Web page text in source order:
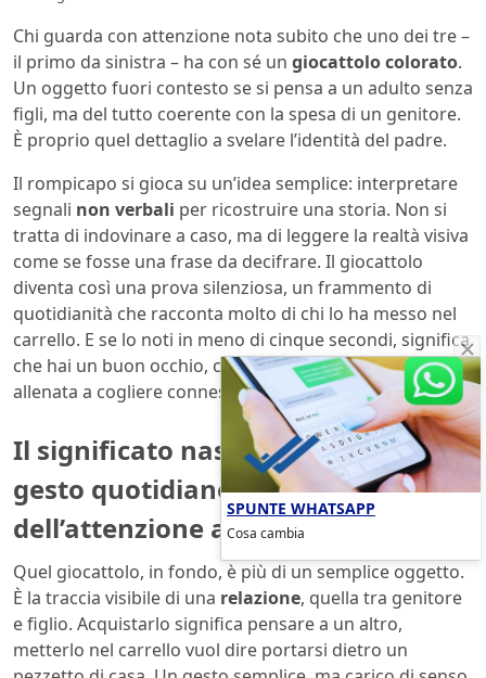
Chi guarda con attenzione nota subito che uno dei tre –
il primo da sinistra – ha con sé un giocattolo colorato.
Un oggetto fuori contesto se si pensa a un adulto senza
figli, ma del tutto coerente con la spesa di un genitore.
È proprio quel dettaglio a svelare l’identità del padre.
Il rompicapo si gioca su un’idea semplice: interpretare
segnali non verbali per ricostruire una storia. Non si
tratta di indovinare a caso, ma di leggere la realtà visiva
come se fosse una frase da decifrare. Il giocattolo
diventa così una prova silenziosa, un frammento di
quotidianità che racconta molto di chi lo ha messo nel
carrello. E se lo noti in meno di cinque secondi, significa
che hai un buon occhio, certo, ma anche una mente
allenata a cogliere connessioni.
Il significato nascosto dietro il
gesto quotidiano: il valore
dell’attenzione ai dettagli
Quel giocattolo, in fondo, è più di un semplice oggetto.
È la traccia visibile di una relazione, quella tra genitore
e figlio. Acquistarlo significa pensare a un altro,
metterlo nel carrello vuol dire portarsi dietro un
SPUNTE WHATSAPP
Cosa cambia